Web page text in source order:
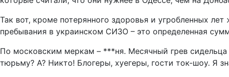
Так вот, кроме потерянного здоровья и угробленных
пребывания в украинском СИЗО – это определенная
По московским меркам – ***ня. Месячный грев
тюрьму? А? Никто! Блогеры, хуегеры, гости ток-шоу. Я